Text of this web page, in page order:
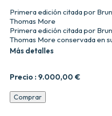
Precio : 9.000,00 €
Primera edición citada por
Thomas More
Primera edición citada por
Thomas More conservada en
Más detalles
Omnia,
quae
Comprar